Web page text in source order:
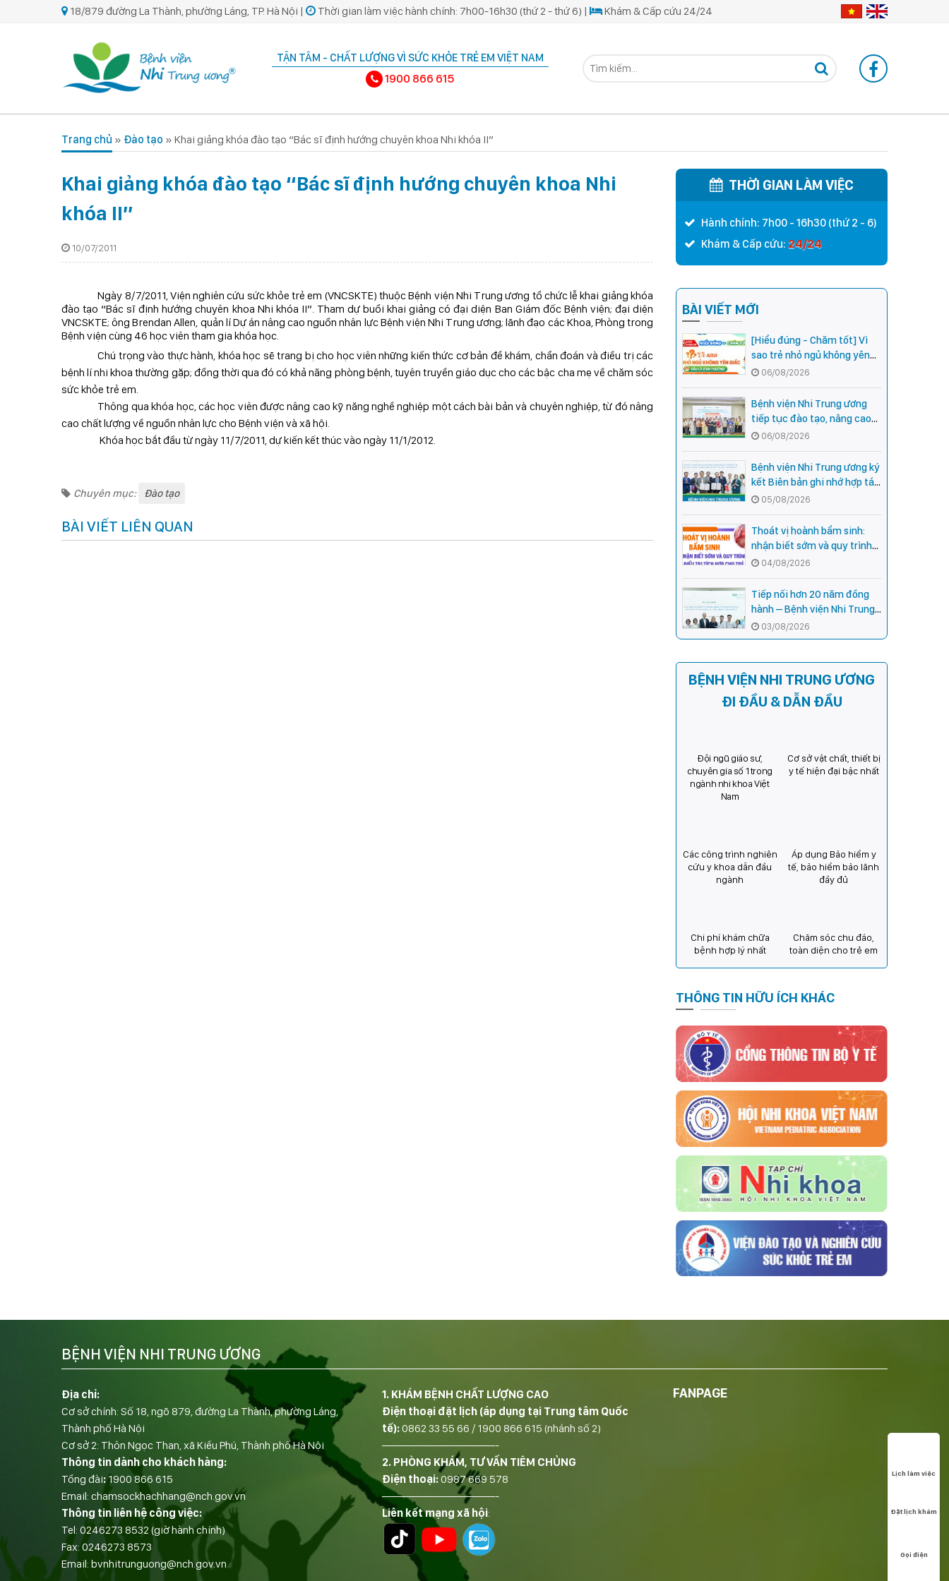
18/879 đường La Thành, phường Láng, TP. Hà Nội | Thời gian làm việc hành chính: 7h00-16h30 (thứ 2 - thứ 6) | Khám & Cấp cứu 24/24
TẬN TÂM - CHẤT LƯỢNG VÌ SỨC KHỎE TRẺ EM VIỆT NAM
1900 866 615
Trang chủ » Đào tạo » Khai giảng khóa đào tạo “Bác sĩ định hướng chuyên khoa Nhi khóa II”
Khai giảng khóa đào tạo “Bác sĩ định hướng chuyên khoa Nhi
khóa II”
10/07/2011
Ngày 8/7/2011, Viện nghiên cứu sức khỏe trẻ em (VNCSKTE) thuộc Bệnh viện Nhi Trung ương tổ chức lễ khai giảng khóa
đào tạo “Bác sĩ định hướng chuyên khoa Nhi khóa II”. Tham dự buổi khai giảng có đại diện Ban Giám đốc Bệnh viện; đại diện
VNCSKTE; ông Brendan Allen, quản lí Dự án nâng cao nguồn nhân lực Bệnh viện Nhi Trung ương; lãnh đạo các Khoa, Phòng trong
Bệnh viện cùng 46 học viên tham gia khóa học.
Chú trọng vào thực hành, khóa học sẽ trang bị cho học viên những kiến thức cơ bản để khám, chẩn đoán và điều trị các
bệnh lí nhi khoa thường gặp; đồng thời qua đó có khả năng phòng bệnh, tuyên truyền giáo dục cho các bậc cha mẹ về chăm sóc
sức khỏe trẻ em.
Thông qua khóa học, các học viên được nâng cao kỹ năng nghề nghiệp một cách bài bản và chuyên nghiệp, từ đó nâng
cao chất lượng về nguồn nhân lực cho Bệnh viện và xã hội.
Khóa học bắt đầu từ ngày 11/7/2011, dự kiến kết thúc vào ngày 11/1/2012.
Chuyên mục: Đào tạo
BÀI VIẾT LIÊN QUAN
THỜI GIAN LÀM VIỆC
Hành chính: 7h00 - 16h30 (thứ 2 - 6)
Khám & Cấp cứu: 24/24
BÀI VIẾT MỚI
[Hiểu đúng - Chăm tốt] Vì
sao trẻ nhỏ ngủ không yên
giấc - Đâu là bình thường,
đâu là dấu hiệu cần đi khám
ngay?
06/08/2026
Bệnh viện Nhi Trung ương
tiếp tục đào tạo, nâng cao
năng lực khám, chữa bệnh
Nhi khoa cho cán bộ y tế tại
các tỉnh miền núi phía Bắc
06/08/2026
Bệnh viện Nhi Trung ương ký
kết Biên bản ghi nhớ hợp tác
với Bệnh viện Nhi Quốc gia
Campuchia
05/08/2026
Thoát vị hoành bẩm sinh:
nhận biết sớm và quy trình
điều trị tích hợp cho trẻ -
chia sẻ từ các chuyên gia
hàng đầu của Bệnh Viện Nhi
Trung ương
04/08/2026
Tiếp nối hơn 20 năm đồng
hành – Bệnh viện Nhi Trung
ương và Tổ chức Orbis (Hoa
Kỳ) tăng cường hợp tác, mở
03/08/2026
BỆNH VIỆN NHI TRUNG ƯƠNG
ĐI ĐẦU & DẪN ĐẦU
Đội ngũ giáo sư,
chuyên gia số 1 trong
ngành nhi khoa Việt
Nam
Cơ sở vật chất, thiết bị
y tế hiện đại bậc nhất
Các công trình nghiên
cứu y khoa dẫn đầu
ngành
Áp dụng Bảo hiểm y
tế, bảo hiểm bảo lãnh
đầy đủ
Chi phí khám chữa
bệnh hợp lý nhất
Chăm sóc chu đáo,
toàn diện cho trẻ em
THÔNG TIN HỮU ÍCH KHÁC
Địa chỉ:
Cơ sở chính: Số 18, ngõ 879, đường La Thành, phường Láng,
Thành phố Hà Nội
Cơ sở 2: Thôn Ngọc Than, xã Kiều Phú, Thành phố Hà Nội
Thông tin dành cho khách hàng:
Tổng đài:1900 866 615
Email: chamsockhachhang@nch.gov.vn
Thông tin liên hệ công việc:
Tel: 0246273 8532 (giờ hành chính)
Fax:0246273 8573
Email: bvnhitrunguong@nch.gov.vn
1. KHÁM BỆNH CHẤT LƯỢNG CAO
Điện thoại đặt lịch (áp dụng tại Trung tâm Quốc
tế):0862 33 55 66 / 1900 866 615 (nhánh số 2)
——————————-
2. PHÒNG KHÁM, TƯ VẤN TIÊM CHỦNG
Điện thoại:0987 669 578
——————————-
Liên kết mạng xã hội:
FANPAGE
BỆNH VIỆN NHI TRUNG ƯƠNG
Lịch làm việc
Đặt lịch khám
Gọi điện